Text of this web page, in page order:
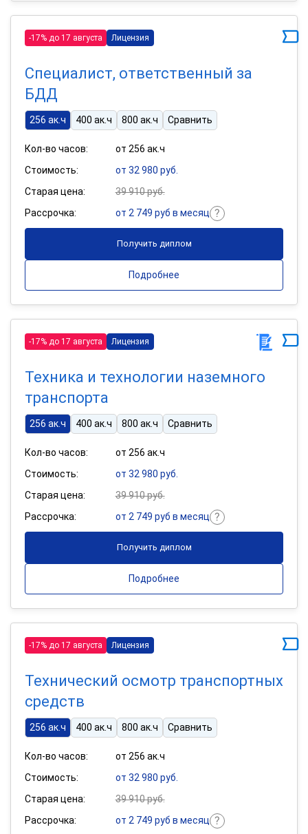
-17% до 17 августа Лицензия
Специалист, ответственный за
БДД
256 ак.ч 400 ак.ч 800 ак.ч Сравнить
Кол-во часов:
от 256 ак.ч
Стоимость:
от 32 980 руб.
Старая цена:
39 910 руб.
Рассрочка:
от 2 749 руб в месяц
Получить диплом
Подробнее
-17% до 17 августа Лицензия
Техника и технологии наземного
транспорта
256 ак.ч 400 ак.ч 800 ак.ч Сравнить
Кол-во часов:
от 256 ак.ч
Стоимость:
от 32 980 руб.
Старая цена:
39 910 руб.
Рассрочка:
от 2 749 руб в месяц
Получить диплом
Подробнее
-17% до 17 августа Лицензия
Технический осмотр транспортных
средств
256 ак.ч 400 ак.ч 800 ак.ч Сравнить
Кол-во часов:
от 256 ак.ч
Стоимость:
от 32 980 руб.
Старая цена:
39 910 руб.
Рассрочка:
от 2 749 руб в месяц